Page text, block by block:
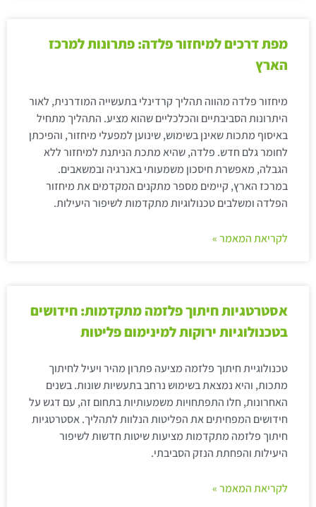
מפת דרכים למיחזור פלדה: פתרונות למרכז
הארץ
מיחזור פלדה מהווה תהליך קרדינלי בתעשייה המודרנית, לאור
היתרונות הסביבתיים והכלכליים שהוא מציע. התהליך מתחיל
באיסוף מתכות שאינן בשימוש, שינוען למפעלי מיחזור, והפיכתן
לחומר גלם חדש. פלדה, שהיא מתכת הניתנת למיחזור ללא
הגבלה, מאפשרת חיסכון משמעותי באנרגיה ובמשאבים.
במרכז הארץ, קיימים מספר מתקנים המקדמים את מיחזור
הפלדה ומשלבים טכנולוגיות מתקדמות לשיפור היעילות.
לקריאת המאמר »
אסטרטגיות חיתוך פלזמה מתקדמות: חידושים
בטכנולוגיות ירוקות למינימום פליטות
טכנולוגיית חיתוך פלזמה מציעה פתרון מהיר ויעיל לחיתוך
מתכות, והיא נמצאת בשימוש נרחב בתעשיות שונות. בשנים
האחרונות, חלו התפתחויות משמעותיות בתחום זה, עם דגש על
חידושים המפחיתים את הפליטות הנלוות לתהליך. אסטרטגיות
חיתוך פלזמה מתקדמות מציעות שיטות חדשות לשיפור
היעילות והפחתת הנזק הסביבתי.
לקריאת המאמר »